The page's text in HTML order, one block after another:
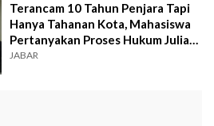
Terancam 10 Tahun Penjara Tapi
Hanya Tahanan Kota, Mahasiswa
Pertanyakan Proses Hukum Julia
Tobing
JABAR